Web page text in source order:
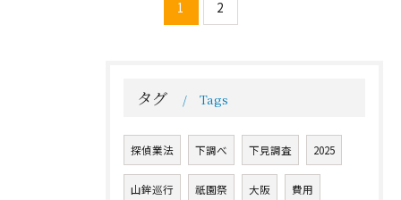
1 2
タグ Tags
探偵業法 下調べ 下見調査 2025
山鉾巡行 祇園祭 大阪 費用